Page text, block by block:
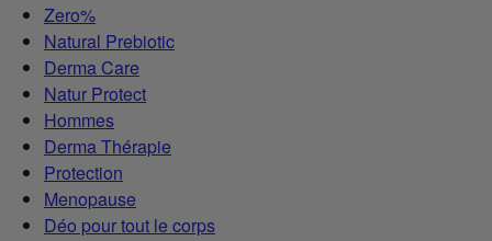
Zero%
Natural Prebiotic
Derma Care
Natur Protect
Hommes
Derma Thérapie
Protection
Menopause
Déo pour tout le corps